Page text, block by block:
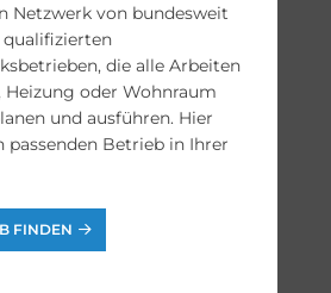
der bad & heizung
Ihnen gern weiter:
FINDEN
Netzwerk von bundesweit
qualifizierten
die alle Arbeiten
Heizung oder Wohnraum
und ausführen. Hier
passenden Betrieb in Ihrer
FINDEN